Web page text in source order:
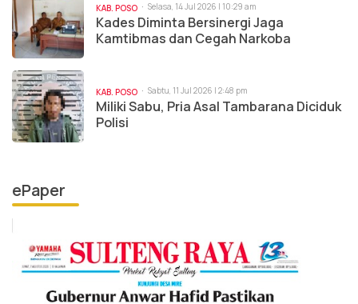
KAB. POSO Selasa, 14 Jul 2026 | 10:29 am
Kades Diminta Bersinergi Jaga
Kamtibmas dan Cegah Narkoba
KAB. POSO Sabtu, 11 Jul 2026 | 2:48 pm
Miliki Sabu, Pria Asal Tambarana Diciduk
Polisi
ePaper